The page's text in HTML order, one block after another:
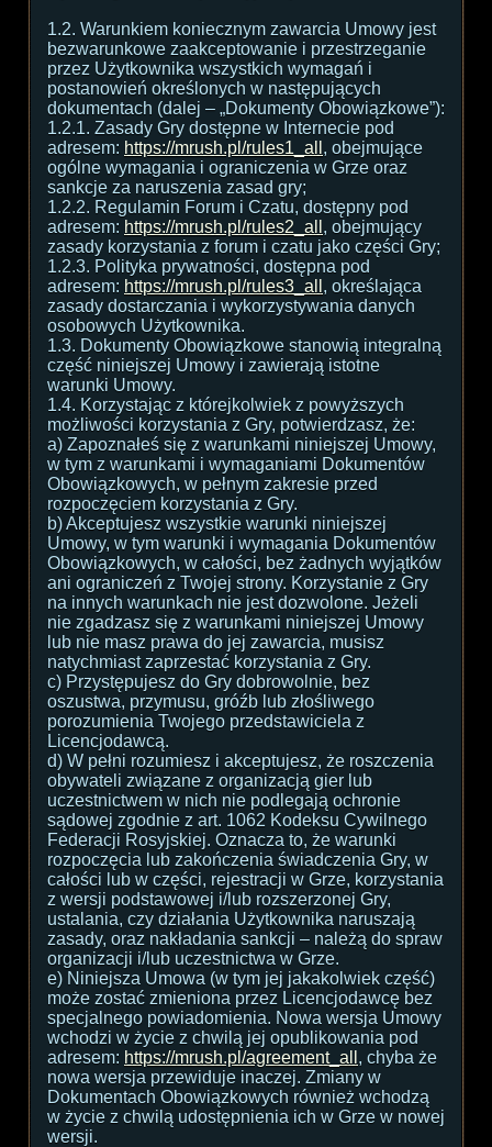
1.2. Warunkiem koniecznym zawarcia Umowy jest
bezwarunkowe zaakceptowanie i przestrzeganie
przez Użytkownika wszystkich wymagań i
postanowień określonych w następujących
dokumentach (dalej – „Dokumenty Obowiązkowe”):
1.2.1. Zasady Gry dostępne w Internecie pod
adresem: https://mrush.pl/rules1_all , obejmujące
ogólne wymagania i ograniczenia w Grze oraz
sankcje za naruszenia zasad gry;
1.2.2. Regulamin Forum i Czatu, dostępny pod
adresem: https://mrush.pl/rules2_all , obejmujący
zasady korzystania z forum i czatu jako części Gry;
1.2.3. Polityka prywatności, dostępna pod
adresem: https://mrush.pl/rules3_all , określająca
zasady dostarczania i wykorzystywania danych
osobowych Użytkownika.
1.3. Dokumenty Obowiązkowe stanowią integralną
część niniejszej Umowy i zawierają istotne
warunki Umowy.
1.4. Korzystając z którejkolwiek z powyższych
możliwości korzystania z Gry, potwierdzasz, że:
a) Zapoznałeś się z warunkami niniejszej Umowy,
w tym z warunkami i wymaganiami Dokumentów
Obowiązkowych, w pełnym zakresie przed
rozpoczęciem korzystania z Gry.
b) Akceptujesz wszystkie warunki niniejszej
Umowy, w tym warunki i wymagania Dokumentów
Obowiązkowych, w całości, bez żadnych wyjątków
ani ograniczeń z Twojej strony. Korzystanie z Gry
na innych warunkach nie jest dozwolone. Jeżeli
nie zgadzasz się z warunkami niniejszej Umowy
lub nie masz prawa do jej zawarcia, musisz
natychmiast zaprzestać korzystania z Gry.
c) Przystępujesz do Gry dobrowolnie, bez
oszustwa, przymusu, gróźb lub złośliwego
porozumienia Twojego przedstawiciela z
Licencjodawcą.
d) W pełni rozumiesz i akceptujesz, że roszczenia
obywateli związane z organizacją gier lub
uczestnictwem w nich nie podlegają ochronie
sądowej zgodnie z art. 1062 Kodeksu Cywilnego
Federacji Rosyjskiej. Oznacza to, że warunki
rozpoczęcia lub zakończenia świadczenia Gry, w
całości lub w części, rejestracji w Grze, korzystania
z wersji podstawowej i/lub rozszerzonej Gry,
ustalania, czy działania Użytkownika naruszają
zasady, oraz nakładania sankcji – należą do spraw
organizacji i/lub uczestnictwa w Grze.
e) Niniejsza Umowa (w tym jej jakakolwiek część)
może zostać zmieniona przez Licencjodawcę bez
specjalnego powiadomienia. Nowa wersja Umowy
wchodzi w życie z chwilą jej opublikowania pod
adresem: https://mrush.pl/agreement_all , chyba że
nowa wersja przewiduje inaczej. Zmiany w
Dokumentach Obowiązkowych również wchodzą
w życie z chwilą udostępnienia ich w Grze w nowej
wersji.